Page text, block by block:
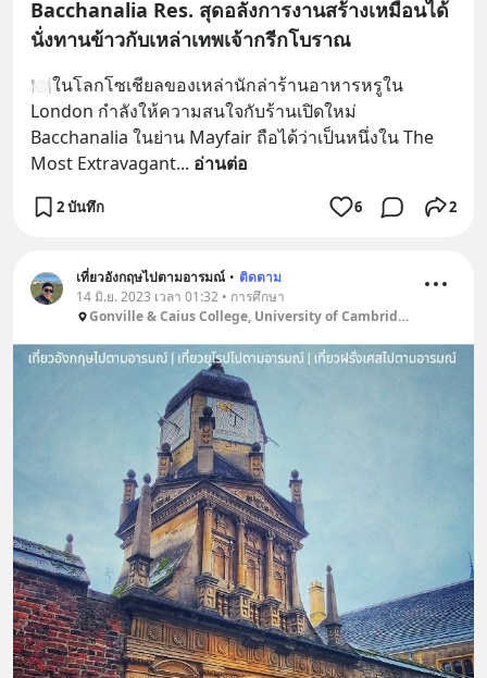
Bacchanalia Res. สุดอลังการงานสร้างเหมือนได้
นั่งทานข้าวกับเหล่าเทพเจ้ากรีกโบราณ
🍽ในโลกโซเชียลของเหล่านักล่าร้านอาหารหรูใน
London กำลังให้ความสนใจกับร้านเปิดใหม่
Bacchanalia ในย่าน Mayfair ถือได้ว่าเป็นหนึ่งใน The
Most Extravagant... อ่านต่อ
2 บันทึก 6 2
เที่ยวอังกฤษไปตามอารมณ์ • ติดตาม
14 มิ.ย. 2023 เวลา 01:32 • การศึกษา
Gonville & Caius College, University of Cambridge